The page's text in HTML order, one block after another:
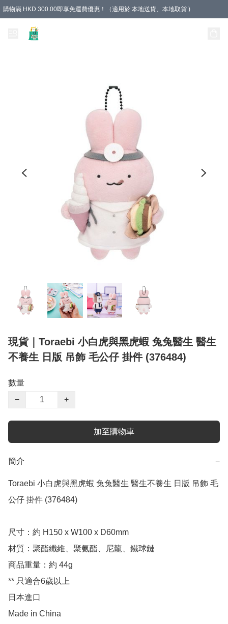
購物滿 HKD 300.00即享免運費優惠！（適用於 本地送貨、本地取貨 )
現貨｜Toraebi 小白虎與黑虎蝦 兔兔醫生 醫生
不養生 日版 吊飾 毛公仔 掛件 (376484)
數量
−
+
加至購物車
簡介 −
Toraebi 小白虎與黑虎蝦 兔兔醫生 醫生不養生 日版 吊飾 毛
公仔 掛件 (376484)
尺寸：約 H150 x W100 x D60mm
材質：聚酯纖維、聚氨酯、尼龍、鐵球鏈
商品重量：約 44g
** 只適合6歲以上
日本進口
Made in China